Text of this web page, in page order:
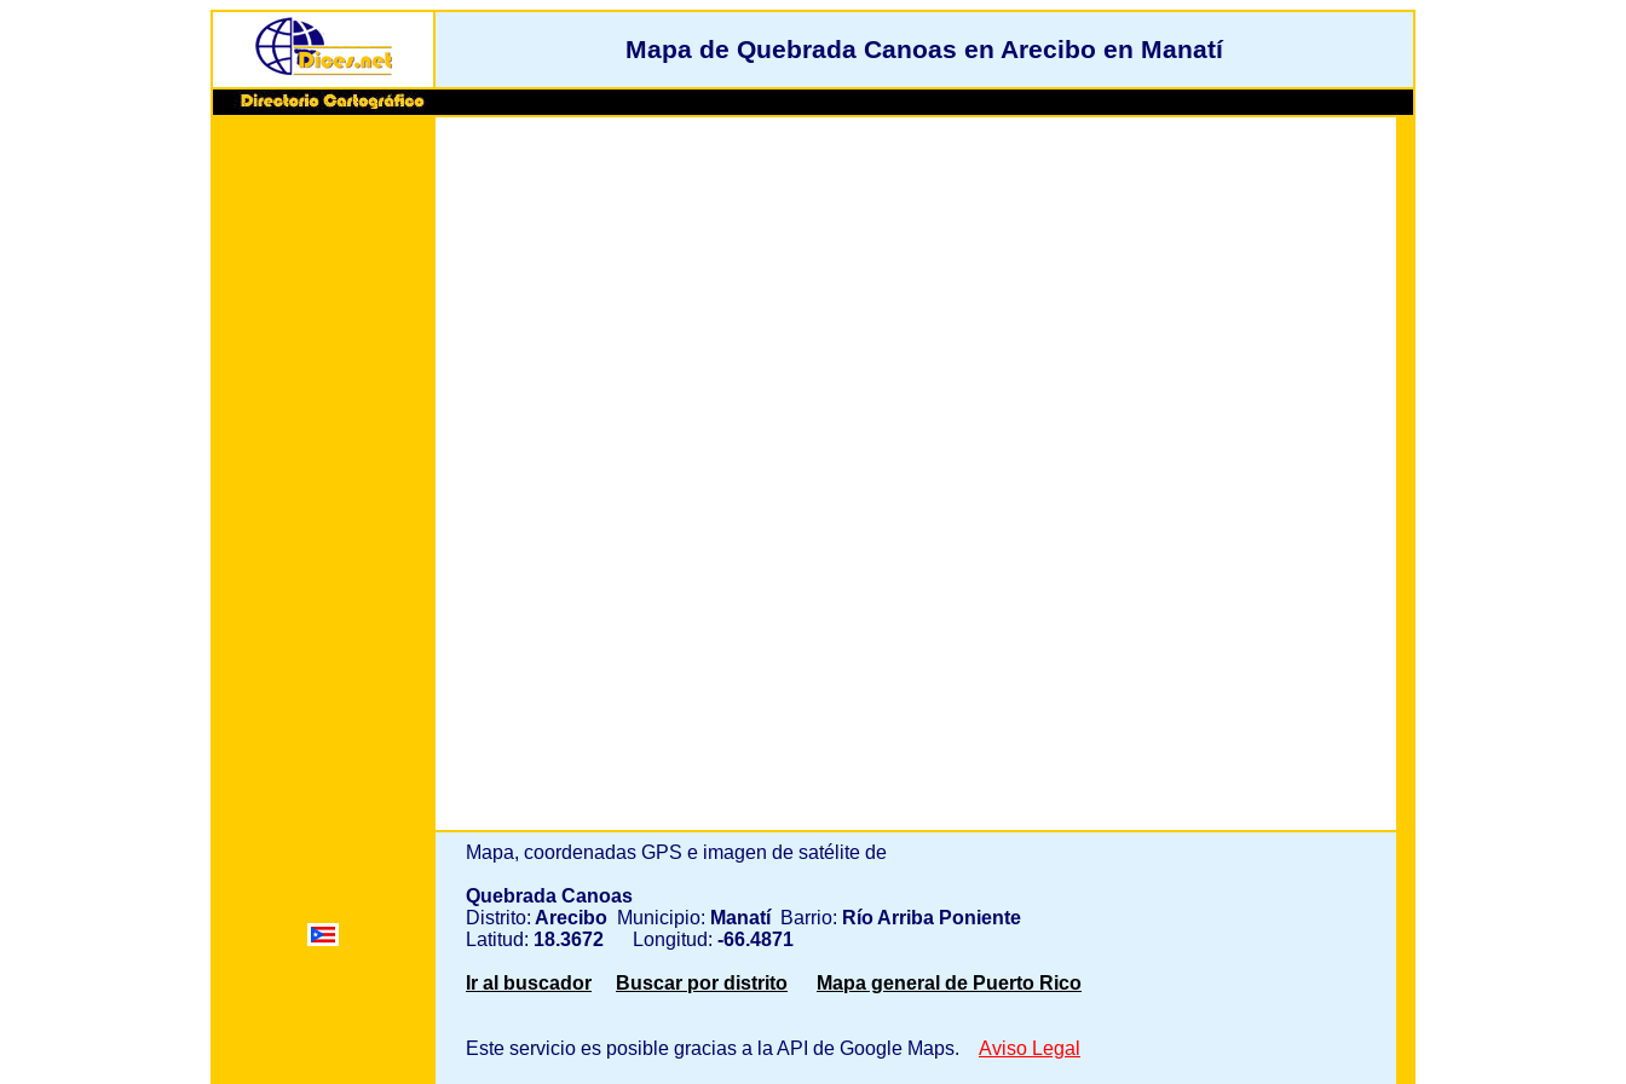
Mapa de Quebrada Canoas en Arecibo en Manatí
Mapa, coordenadas GPS e imagen de satélite de
Quebrada Canoas
Distrito: Arecibo Municipio: Manatí Barrio: Río Arriba Poniente
Latitud: 18.3672 Longitud: -66.4871
Ir al buscador Buscar por distrito Mapa general de Puerto Rico
Este servicio es posible gracias a la API de Google Maps. Aviso Legal